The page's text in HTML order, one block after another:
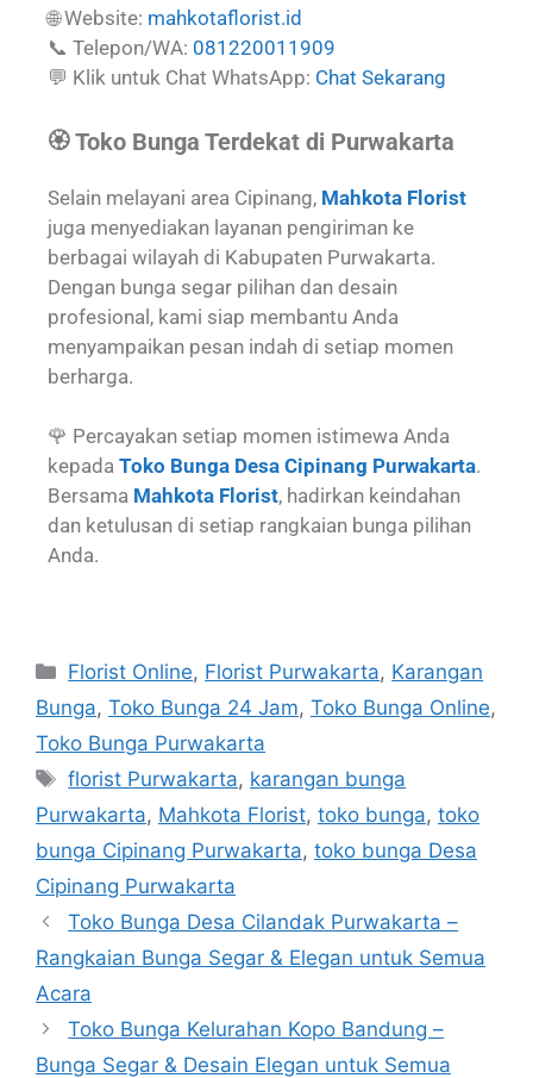
🌐 Website: mahkotaflorist.id
📞 Telepon/WA: 081220011909
💬 Klik untuk Chat WhatsApp: Chat Sekarang
🏵️ Toko Bunga Terdekat di Purwakarta
Selain melayani area Cipinang, Mahkota Florist
juga menyediakan layanan pengiriman ke
berbagai wilayah di Kabupaten Purwakarta.
Dengan bunga segar pilihan dan desain
profesional, kami siap membantu Anda
menyampaikan pesan indah di setiap momen
berharga.
🌹 Percayakan setiap momen istimewa Anda
kepada Toko Bunga Desa Cipinang Purwakarta.
Bersama Mahkota Florist, hadirkan keindahan
dan ketulusan di setiap rangkaian bunga pilihan
Anda.
Florist Online, Florist Purwakarta, Karangan
Bunga, Toko Bunga 24 Jam, Toko Bunga Online,
Toko Bunga Purwakarta
florist Purwakarta, karangan bunga
Purwakarta, Mahkota Florist, toko bunga, toko
bunga Cipinang Purwakarta, toko bunga Desa
Cipinang Purwakarta
Toko Bunga Desa Cilandak Purwakarta –
Rangkaian Bunga Segar & Elegan untuk Semua
Acara
Toko Bunga Kelurahan Kopo Bandung –
Bunga Segar & Desain Elegan untuk Semua